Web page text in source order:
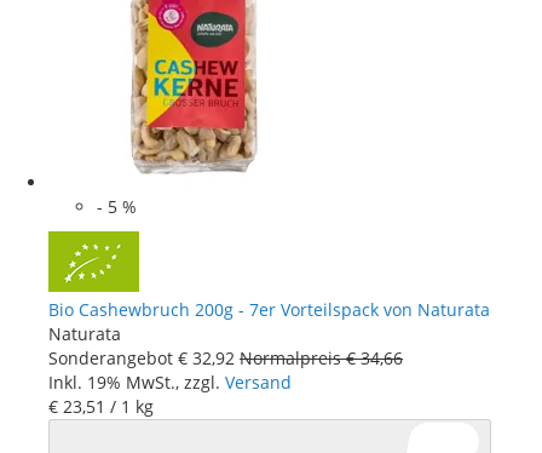
- 5 %
Bio Cashewbruch 200g - 7er Vorteilspack von Naturata
Naturata
Sonderangebot € 32,92 Normalpreis € 34,66
Inkl. 19% MwSt., zzgl. Versand
€ 23,51 / 1 kg